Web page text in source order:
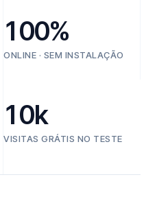
100%
ONLINE · SEM INSTALAÇÃO
10k
VISITAS GRÁTIS NO TESTE